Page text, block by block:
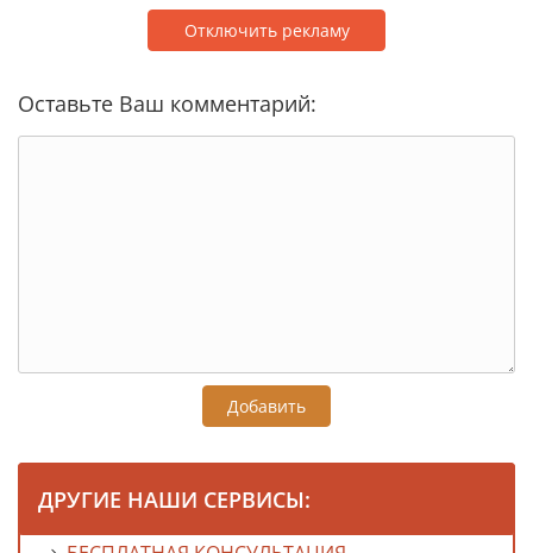
Отключить рекламу
Оставьте Ваш комментарий:
Добавить
ДРУГИЕ НАШИ СЕРВИСЫ: